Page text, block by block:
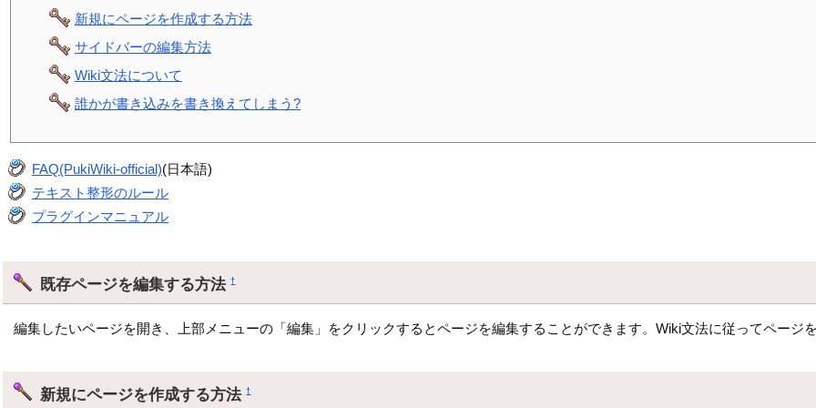
新規にページを作成する方法
サイドバーの編集方法
Wiki文法について
誰かが書き込みを書き換えてしまう?
FAQ(PukiWiki-official)(日本語)
テキスト整形のルール
プラグインマニュアル
既存ページを編集する方法†
編集したいページを開き、上部メニューの「編集」をクリックするとページを編集することができます。Wiki文法に従ってページを
新規にページを作成する方法†